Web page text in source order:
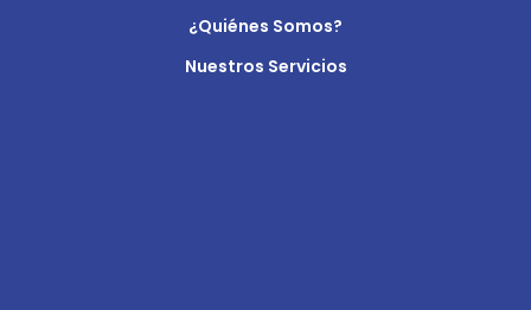
¿Quiénes Somos?
Nuestros Servicios